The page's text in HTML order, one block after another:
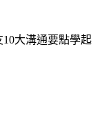
10大溝通要點學起